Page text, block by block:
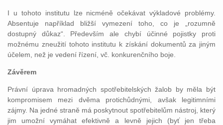
I u tohoto institutu lze nicméně očekávat výkladové problémy.
Absentuje například bližší vymezení toho, co je „rozumně
dostupný důkaz“. Především ale chybí účinné pojistky proti
možnému zneužití tohoto institutu k získání dokumentů za jiným
účelem, než je vedení řízení, vč. konkurenčního boje.
Závěrem
Právní úprava hromadných spotřebitelských žalob by měla být
kompromisem mezi dvěma protichůdnými, avšak legitimními
zájmy. Na jedné straně má poskytnout spotřebitelům nástroj, který
jim umožní vymáhat efektivně a levně jejich (byť jen třeba